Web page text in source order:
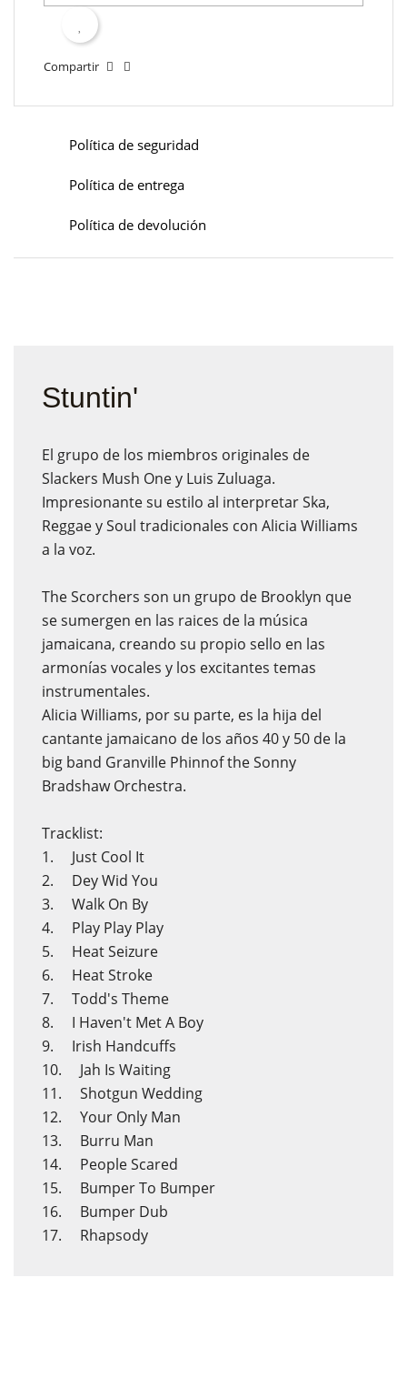
Compartir
Política de seguridad
Política de entrega
Política de devolución
Stuntin'
El grupo de los miembros originales de
Slackers Mush One y Luis Zuluaga.
Impresionante su estilo al interpretar Ska,
Reggae y Soul tradicionales con Alicia Williams
a la voz.
The Scorchers son un grupo de Brooklyn que
se sumergen en las raices de la música
jamaicana, creando su propio sello en las
armonías vocales y los excitantes temas
instrumentales.
Alicia Williams, por su parte, es la hija del
cantante jamaicano de los años 40 y 50 de la
big band Granville Phinnof the Sonny
Bradshaw Orchestra.
Tracklist:
1. Just Cool It
2. Dey Wid You
3. Walk On By
4. Play Play Play
5. Heat Seizure
6. Heat Stroke
7. Todd's Theme
8. I Haven't Met A Boy
9. Irish Handcuffs
10. Jah Is Waiting
11. Shotgun Wedding
12. Your Only Man
13. Burru Man
14. People Scared
15. Bumper To Bumper
16. Bumper Dub
17. Rhapsody